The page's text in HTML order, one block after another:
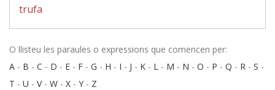
trufa
O llisteu les paraules o expressions que comencen per:
A - B - C - D - E - F - G - H - I - J - K - L - M - N - O - P - Q - R - S -
T - U - V- W - X - Y - Z